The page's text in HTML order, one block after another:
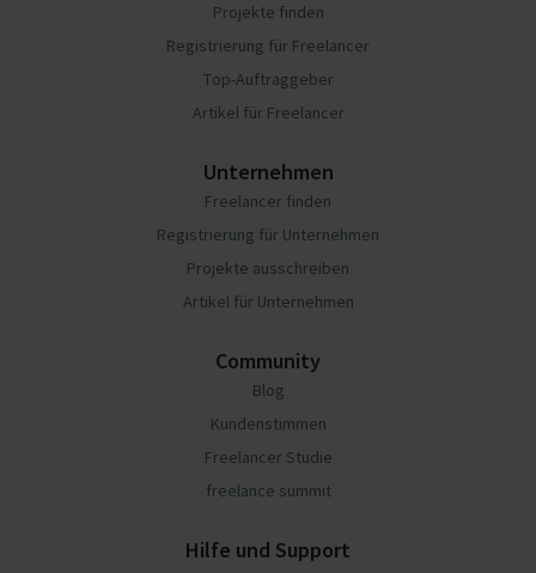
Projekte finden
Registrierung für Freelancer
Top-Auftraggeber
Artikel für Freelancer
Unternehmen
Freelancer finden
Registrierung für Unternehmen
Projekte ausschreiben
Artikel für Unternehmen
Community
Blog
Kundenstimmen
Freelancer Studie
freelance summit
Hilfe und Support